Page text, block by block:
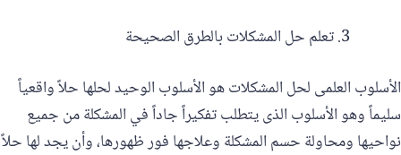
تعلم حل المشكلات بالطرق الصحيحة
الأسلوب العلمى لحل المشكلات هو الأسلوب الوحيد لحلها حلاً واقعياً
سليماً وهو الأسلوب الذى يتطلب تفكيراً جاداً في المشكلة من جميع
نواحيها ومحاولة حسم المشكلة وعلاجها فور ظهورها، وأن يجد لها حلاً